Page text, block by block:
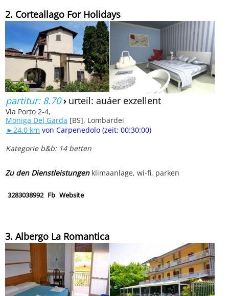
2. Corteallago For Holidays
partitur: 8.70› urteil: auáer exzellent
Via Porto 2-4,
Moniga Del Garda [BS], Lombardei
►24.0 km von Carpenedolo (zeit: 00:30:00)
Kategorie b&b: 14 betten
Zu den Dienstleistungenklimaanlage, wi-fi, parken
3283038992 Fb Website
3. Albergo La Romantica